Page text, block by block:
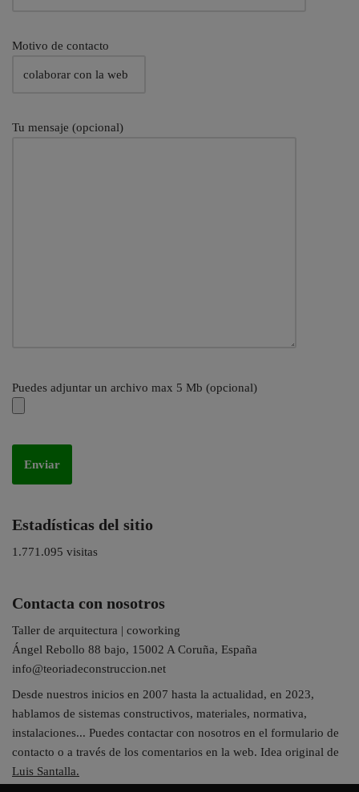
Motivo de contacto
Tu mensaje (opcional)
Puedes adjuntar un archivo max 5 Mb (opcional)
Estadísticas del sitio
1.771.095 visitas
Contacta con nosotros
Taller de arquitectura | coworking
Ángel Rebollo 88 bajo, 15002 A Coruña, España
info@teoriadeconstruccion.net
Desde nuestros inicios en 2007 hasta la actualidad, en 2023,
hablamos de sistemas constructivos, materiales, normativa,
instalaciones... Puedes contactar con nosotros en el formulario de
contacto o a través de los comentarios en la web. Idea original de
Luis Santalla.